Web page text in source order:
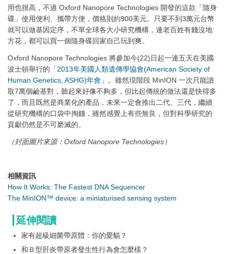
用也很高，不過 Oxford Nanopore Technologies 開發的這款「隨身
碟」使用便利、攜帶方便，價格則約900美元。只要不到3萬元台幣
就可以做基因定序，不單全球各大小研究機構，連老百姓有錢沒地
方花，都可以買一個隨身碟回家自己玩到爽。
Oxford Nanopore Technologies 將參加今(22)日起一連五天在美國
波士頓舉行的「2013年美國人類遺傳學協會(American Society of
Human Genetics, ASHG)年會 」。雖然現階段 MinION 一次只能讀
取7萬個鹼基對，聽起來好像不夠多，但比起傳統的做法還是快得多
了，而且既然是商業化的產品，未來一定會推出二代、三代，繼續
從研究機構的口袋中掏錢，雖然感覺上有些無良，但對科學研究的
貢獻仍然是不可磨滅的。
（封面圖片來源：Oxford Nanopore Technologies）
相關資訊
How It Works: The Fastest DNA Sequencer
The MinION™ device: a miniaturised sensing system
延伸閱讀
家有超級細菌帶原體：你的愛貓？
和Ｂ型肝炎帶原者發生性行為會怎麼樣？